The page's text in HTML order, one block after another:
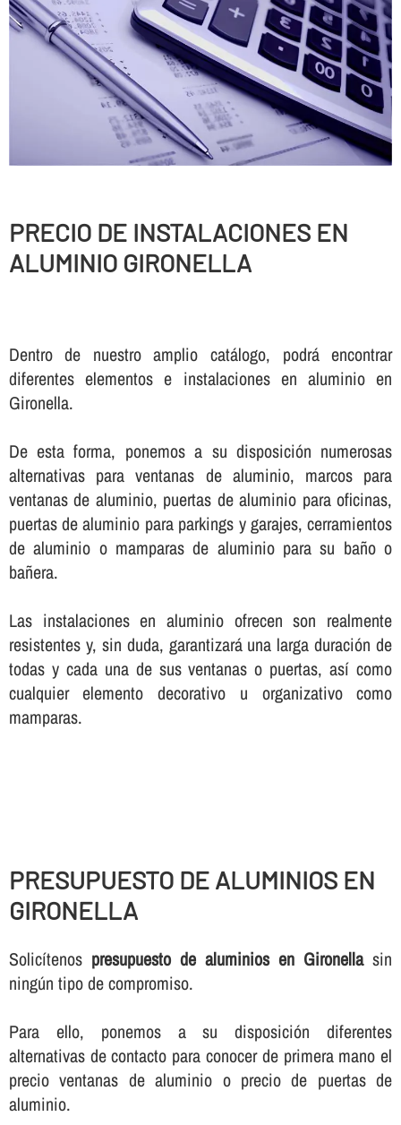
PRECIO DE INSTALACIONES EN
ALUMINIO GIRONELLA
Dentro de nuestro amplio catálogo, podrá encontrar
diferentes elementos e instalaciones en aluminio en
Gironella.
De esta forma, ponemos a su disposición numerosas
alternativas para ventanas de aluminio, marcos para
ventanas de aluminio, puertas de aluminio para oficinas,
puertas de aluminio para parkings y garajes, cerramientos
de aluminio o mamparas de aluminio para su baño o
bañera.
Las instalaciones en aluminio ofrecen son realmente
resistentes y, sin duda, garantizará una larga duración de
todas y cada una de sus ventanas o puertas, así­ como
cualquier elemento decorativo u organizativo como
mamparas.
PRESUPUESTO DE ALUMINIOS EN
GIRONELLA
Solicí­tenos presupuesto de aluminios en Gironellasin
ningún tipo de compromiso.
Para ello, ponemos a su disposición diferentes
alternativas de contacto para conocer de primera mano el
precio ventanas de aluminio o precio de puertas de
aluminio.